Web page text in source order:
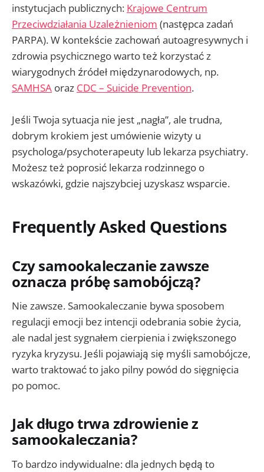
instytucjach publicznych: Krajowe Centrum
Przeciwdziałania Uzależnieniom (następca zadań
PARPA). W kontekście zachowań autoagresywnych i
zdrowia psychicznego warto też korzystać z
wiarygodnych źródeł międzynarodowych, np.
SAMHSA oraz CDC – Suicide Prevention.
Jeśli Twoja sytuacja nie jest „nagła”, ale trudna,
dobrym krokiem jest umówienie wizyty u
psychologa/psychoterapeuty lub lekarza psychiatry.
Możesz też poprosić lekarza rodzinnego o
wskazówki, gdzie najszybciej uzyskasz wsparcie.
Frequently Asked Questions
Czy samookaleczanie zawsze
oznacza próbę samobójczą?
Nie zawsze. Samookaleczanie bywa sposobem
regulacji emocji bez intencji odebrania sobie życia,
ale nadal jest sygnałem cierpienia i zwiększonego
ryzyka kryzysu. Jeśli pojawiają się myśli samobójcze,
warto traktować to jako pilny powód do sięgnięcia
po pomoc.
Jak długo trwa zdrowienie z
samookaleczania?
To bardzo indywidualne: dla jednych będą to